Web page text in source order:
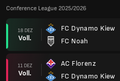
Conference League 2025/2026
18 DEZ
Voll.
FC Dynamo Kiew
FC Noah
11 DEZ
Voll.
AC Florenz
FC Dynamo Kiew